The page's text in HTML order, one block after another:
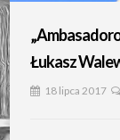
Łukasz
18 lipca 2017